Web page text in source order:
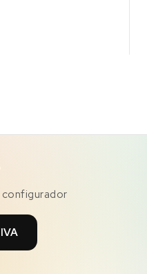
configurador